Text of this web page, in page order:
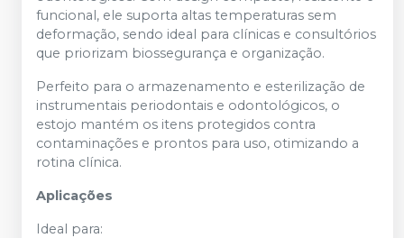
funcional, ele suporta altas temperaturas sem
deformação, sendo ideal para clínicas e consultórios
que priorizam biossegurança e organização.
Perfeito para o armazenamento e esterilização de
instrumentais periodontais e odontológicos, o
estojo mantém os itens protegidos contra
contaminações e prontos para uso, otimizando a
rotina clínica.
Aplicações
Ideal para: